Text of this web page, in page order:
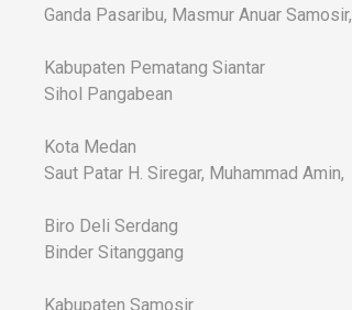
Ganda Pasaribu, Masmur Anuar Samosir,
Kabupaten Pematang Siantar
Sihol Pangabean
Kota Medan
Saut Patar H. Siregar, Muhammad Amin,
Biro Deli Serdang
Binder Sitanggang
Kabupaten Samosir